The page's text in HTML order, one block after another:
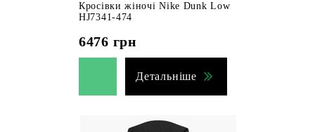
Кросівки жіночі Nike Dunk Low
HJ7341-474
6476 грн
Детальніше